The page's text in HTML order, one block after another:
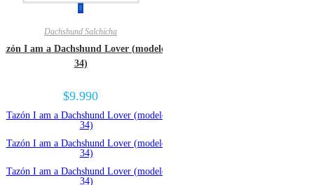
Dachshund Salchicha
I am a Dachshund Lover (modelo
34)
$9.990